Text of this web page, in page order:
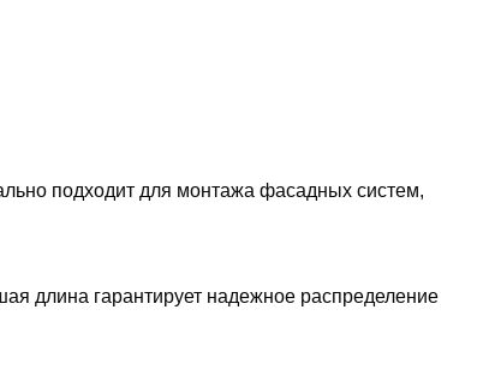
подходит для монтажа фасадных систем,
длина гарантирует надежное распределение